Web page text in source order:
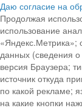
Даю согласие на
Продолжая
использование
«Яндекс.Метрика»;
данных (сведения
версия Браузера;
источник откуда
по какой рекламе;
на какие кнопки